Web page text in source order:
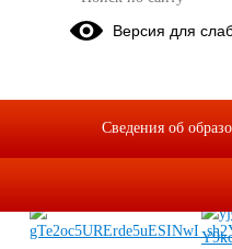
Сотрудники
отделения ОПДН
знаний" для
Версия для
Сведения об